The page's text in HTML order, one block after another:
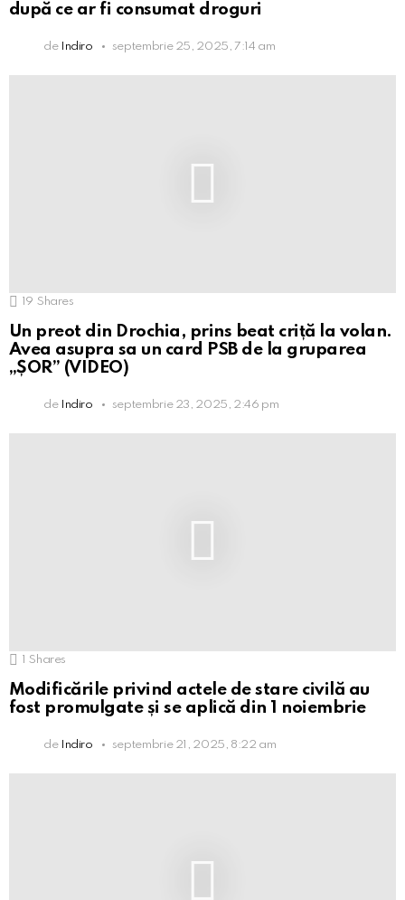
după ce ar fi consumat droguri
de Indiro septembrie 25, 2025, 7:14 am
19 Shares
Un preot din Drochia, prins beat criță la volan.
Avea asupra sa un card PSB de la gruparea
„ȘOR” (VIDEO)
de Indiro septembrie 23, 2025, 2:46 pm
1 Shares
Modificările privind actele de stare civilă au
fost promulgate și se aplică din 1 noiembrie
de Indiro septembrie 21, 2025, 8:22 am